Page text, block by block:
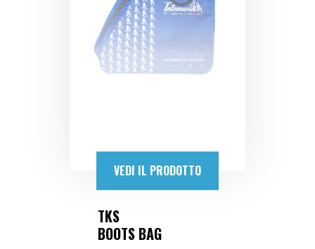
VEDI IL PRODOTTO
TKS
BOOTS BAG